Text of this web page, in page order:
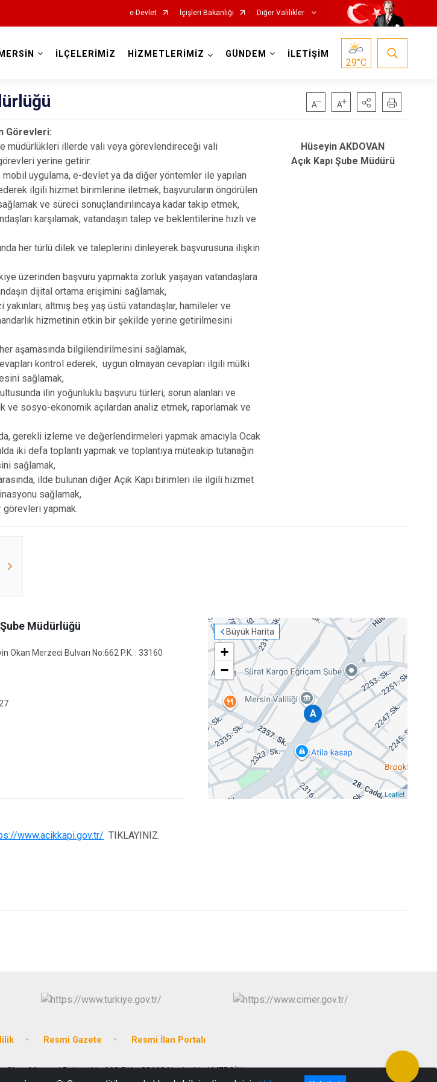
e-Devlet İçişleri Bakanlığı Diğer Valilikler
MERSİN İLÇELERİMİZ HİZMETLERİMİZ GÜNDEM İLETİŞİM
29°C
Görevleri:
illerde vali veya görevlendireceği vali
yerine getirir:
uygulama, e-devlet ya da diğer yöntemler ile yapılan
ilgili hizmet birimlerine iletmek, başvuruların öngörülen
ve süreci sonuçlandırılıncaya kadar takip etmek,
karşılamak, vatandaşın talep ve beklentilerine hızlı ve
her türlü dilek ve taleplerini dinleyerek başvurusuna ilişkin
üzerinden başvuru yapmakta zorluk yaşayan vatandaşlara
dijital ortama erişimini sağlamak,
yakınları, altmış beş yaş üstü vatandaşlar, hamileler ve
hizmetinin etkin bir şekilde yerine getirilmesini
aşamasında bilgilendirilmesini sağlamak,
kontrol ederek, uygun olmayan cevapları ilgili mülki
sağlamak,
ilin yoğunluklu başvuru türleri, sorun alanları ve
ve sosyo-ekonomik açılardan analiz etmek, raporlamak ve
gerekli izleme ve değerlendirmeleri yapmak amacıyla Ocak
iki defa toplantı yapmak ve toplantıya müteakip tutanağın
sağlamak,
ilde bulunan diğer Açık Kapı birimleri ile ilgili hizmet
sağlamak,
görevleri yapmak.
Hüseyin AKDOVAN
Açık Kapı Şube Müdürü
Büyük Harita
A
+
−
Leaflet
Müdürlüğü
Okan Merzeci Bulvarı No:662 P.K. : 33160
www.acikkapi.gov.tr/ TIKLAYINIZ.
Resmi Gazete Resmi İlan Portalı
Okan Merzeci Bulvarı No:662 P.K. : 33160 Yenişehir / MERSİN